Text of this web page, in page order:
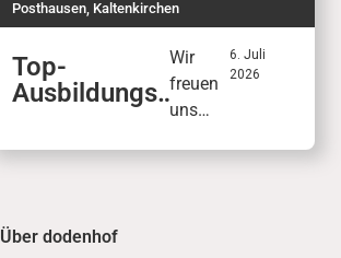
Posthausen, Kaltenkirchen
Top-
Ausbildungs
Siegel: IHK
aus
Wir
freuen
uns
6. Juli
2026
Über dodenhof